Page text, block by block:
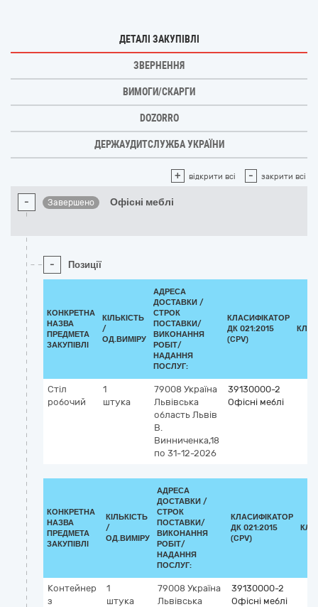
ДЕТАЛІ ЗАКУПІВЛІ
ЗВЕРНЕННЯ
ВИМОГИ/СКАРГИ
DOZORRO
ДЕРЖАУДИТСЛУЖБА УКРАЇНИ
+ відкрити всі - закрити всі
- Завершено Офісні меблі
- Позиції
КОНКРЕТНА
НАЗВА
ПРЕДМЕТА
ЗАКУПІВЛІ
КІЛЬКІСТЬ
/
ОД.ВИМІРУ
АДРЕСА
ДОСТАВКИ /
СТРОК
ПОСТАВКИ/
ВИКОНАННЯ
РОБІТ/
НАДАННЯ
ПОСЛУГ:
КЛАСИФІКАТОР
ДК 021:2015
(CPV)
Стіл
робочий
1
штука
79008 Україна
Львівська
область Львів
В.
Винниченка,18
по 31-12-2026
39130000-2
Офісні меблі
КОНКРЕТНА
НАЗВА
ПРЕДМЕТА
ЗАКУПІВЛІ
КІЛЬКІСТЬ
/
ОД.ВИМІРУ
АДРЕСА
ДОСТАВКИ /
СТРОК
ПОСТАВКИ/
ВИКОНАННЯ
РОБІТ/
НАДАННЯ
ПОСЛУГ:
КЛАСИФІКАТОР
ДК 021:2015
(CPV)
Контейнер
з
1
штука
79008 Україна
Львівська
39130000-2
Офісні меблі